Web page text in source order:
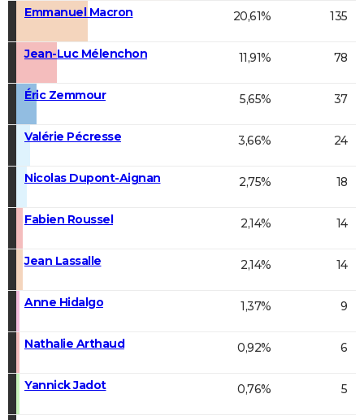
Emmanuel Macron 20,61% 135
Jean-Luc Mélenchon 11,91% 78
Éric Zemmour 5,65% 37
Valérie Pécresse 3,66% 24
Nicolas Dupont-Aignan 2,75% 18
Fabien Roussel 2,14% 14
Jean Lassalle 2,14% 14
Anne Hidalgo 1,37% 9
Nathalie Arthaud 0,92% 6
Yannick Jadot 0,76% 5